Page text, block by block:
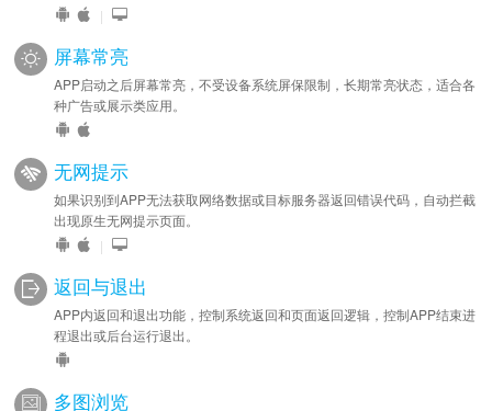
|
屏幕常亮
APP启动之后屏幕常亮，不受设备系统屏保限制，长期常亮状态，适合各
种广告或展示类应用。
无网提示
如果识别到APP无法获取网络数据或目标服务器返回错误代码，自动拦截
出现原生无网提示页面。
|
返回与退出
APP内返回和退出功能，控制系统返回和页面返回逻辑，控制APP结束进
程退出或后台运行退出。
多图浏览